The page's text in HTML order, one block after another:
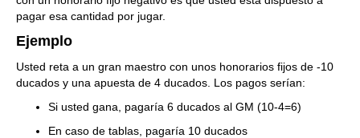
pagar esa cantidad por jugar.
Ejemplo
Usted reta a un gran maestro con unos honorarios fijos de -10
ducados y una apuesta de 4 ducados. Los pagos serían:
Si usted gana, pagaría 6 ducados al GM (10-4=6)
En caso de tablas, pagaría 10 ducados